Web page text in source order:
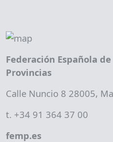
Federación Española
Provincias
Calle Nuncio 8 28005,
t. +34 91 364 37 00
femp.es